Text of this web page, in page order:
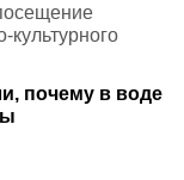
культурного
почему в воде